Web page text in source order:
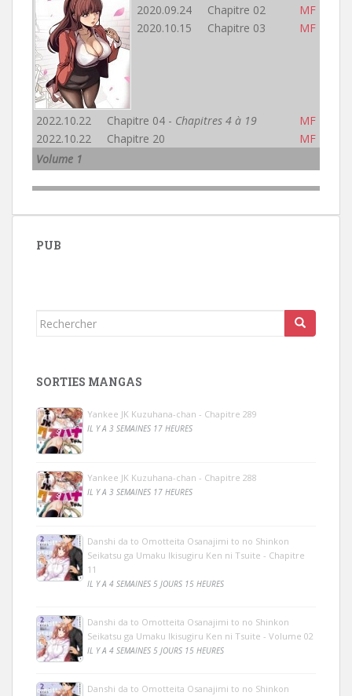
2020.09.24 Chapitre 02
MF
2020.10.15 Chapitre 03
MF
2022.10.22 Chapitre 04 - Chapitres 4 à 19
MF
2022.10.22 Chapitre 20
MF
Volume 1
PUB
Rechercher...
SORTIES MANGAS
Yankee JK Kuzuhana-chan - Chapitre 289
IL Y A 3 SEMAINES 17 HEURES
Yankee JK Kuzuhana-chan - Chapitre 288
IL Y A 3 SEMAINES 17 HEURES
Danshi da to Omotteita Osanajimi to no Shinkon
Seikatsu ga Umaku Ikisugiru Ken ni Tsuite - Chapitre
11
IL Y A 4 SEMAINES 5 JOURS 15 HEURES
Danshi da to Omotteita Osanajimi to no Shinkon
Seikatsu ga Umaku Ikisugiru Ken ni Tsuite - Volume 02
IL Y A 4 SEMAINES 5 JOURS 15 HEURES
Danshi da to Omotteita Osanajimi to no Shinkon